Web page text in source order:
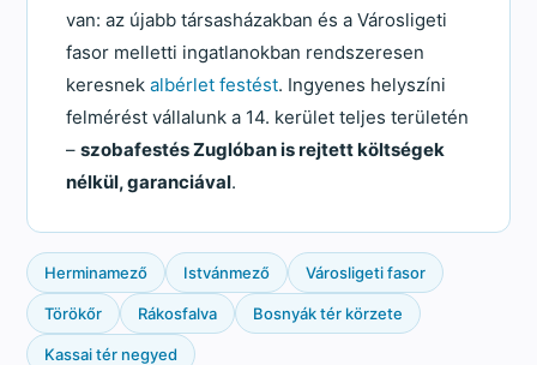
van: az újabb társasházakban és a Városligeti
fasor melletti ingatlanokban rendszeresen
keresnekalbérlet festést. Ingyenes helyszíni
felmérést vállalunk a 14. kerület teljes területén
–szobafestés Zuglóban is rejtett költségek
nélkül, garanciával.
Herminamező Istvánmező Városligeti fasor
Törökőr Rákosfalva Bosnyák tér körzete
Kassai tér negyed